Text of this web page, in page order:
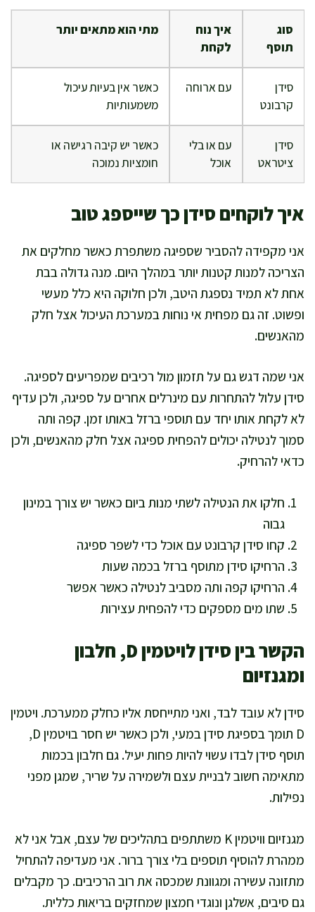
סוג
תוסף
איך נוח
לקחת
מתי הוא מתאים יותר
סידן
קרבונט
עם ארוחה
כאשר אין בעיות עיכול
משמעותיות
סידן
ציטראט
עם או בלי
אוכל
כאשר יש קיבה רגישה או
חומציות נמוכה
איך לוקחים סידן כך שייספג טוב
אני מקפידה להסביר שספיגה משתפרת כאשר מחלקים את
הצריכה למנות קטנות יותר במהלך היום. מנה גדולה בבת
אחת לא תמיד נספגת היטב, ולכן חלוקה היא כלל מעשי
ופשוט. זה גם מפחית אי נוחות במערכת העיכול אצל חלק
מהאנשים.
אני שמה דגש גם על תזמון מול רכיבים שמפריעים לספיגה.
סידן עלול להתחרות עם מינרלים אחרים על ספיגה, ולכן עדיף
לא לקחת אותו יחד עם תוספי ברזל באותו זמן. קפה ותה
סמוך לנטילה יכולים להפחית ספיגה אצל חלק מהאנשים, ולכן
כדאי להרחיק.
חלקו את הנטילה לשתי מנות ביום כאשר יש צורך במינון
גבוה
קחו סידן קרבונט עם אוכל כדי לשפר ספיגה
הרחיקו סידן מתוסף ברזל בכמה שעות
הרחיקו קפה ותה מסביב לנטילה כאשר אפשר
שתו מים מספקים כדי להפחית עצירות
הקשר בין סידן לויטמין D, חלבון
ומגנזיום
סידן לא עובד לבד, ואני מתייחסת אליו כחלק ממערכת. ויטמין
D תומך בספיגת סידן במעי, ולכן כאשר יש חסר בויטמין D,
תוסף סידן לבדו עשוי להיות פחות יעיל. גם חלבון בכמות
מתאימה חשוב לבניית עצם ולשמירה על שריר, שמגן מפני
נפילות.
מגנזיום וויטמין K משתתפים בתהליכים של עצם, אבל אני לא
ממהרת להוסיף תוספים בלי צורך ברור. אני מעדיפה להתחיל
מתזונה עשירה ומגוונת שמכסה את רוב הרכיבים. כך מקבלים
גם סיבים, אשלגן ונוגדי חמצון שמחזקים בריאות כללית.